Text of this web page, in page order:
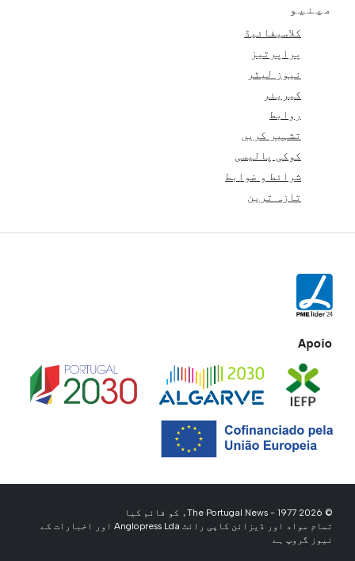
مینیو
کلاسیفائیڈ
پراپرٹیز
نیوز لیٹر
کیریئر
روابط
تشہیر کریں
کوکی پالیسی
شرائط و ضوابط
تازہ ترین
Apoio
© 2026 The Portugal News - 1977ء کو قائم کیا
تمام مواد اور ڈیزائن کاپی رائٹ Anglopress Lda اور اخبارات کے
نیوز گروپ ہے